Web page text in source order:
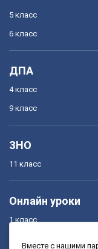
5 класс
6 класс
ДПА
4 класс
9 класс
ЗНО
11 класс
Онлайн уроки
1 класс
Вместе с нашими